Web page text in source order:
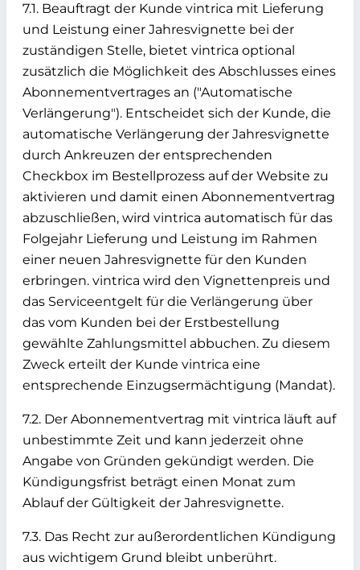
7.1. Beauftragt der Kunde vintrica mit Lieferung
und Leistung einer Jahresvignette bei der
zuständigen Stelle, bietet vintrica optional
zusätzlich die Möglichkeit des Abschlusses eines
Abonnementvertrages an ("Automatische
Verlängerung"). Entscheidet sich der Kunde, die
automatische Verlängerung der Jahresvignette
durch Ankreuzen der entsprechenden
Checkbox im Bestellprozess auf der Website zu
aktivieren und damit einen Abonnementvertrag
abzuschließen, wird vintrica automatisch für das
Folgejahr Lieferung und Leistung im Rahmen
einer neuen Jahresvignette für den Kunden
erbringen. vintrica wird den Vignettenpreis und
das Serviceentgelt für die Verlängerung über
das vom Kunden bei der Erstbestellung
gewählte Zahlungsmittel abbuchen. Zu diesem
Zweck erteilt der Kunde vintrica eine
entsprechende Einzugsermächtigung (Mandat).
7.2. Der Abonnementvertrag mit vintrica läuft auf
unbestimmte Zeit und kann jederzeit ohne
Angabe von Gründen gekündigt werden. Die
Kündigungsfrist beträgt einen Monat zum
Ablauf der Gültigkeit der Jahresvignette.
7.3. Das Recht zur außerordentlichen Kündigung
aus wichtigem Grund bleibt unberührt.